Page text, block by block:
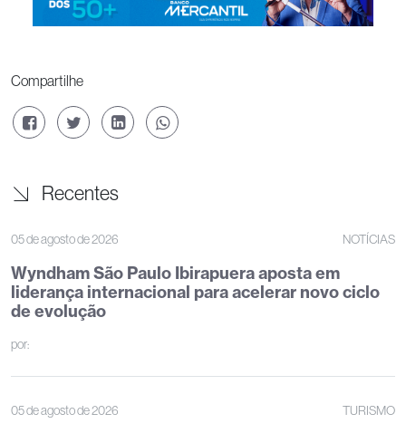
Compartilhe
Recentes
05 de agosto de 2026 NOTÍCIAS
Wyndham São Paulo Ibirapuera aposta em
liderança internacional para acelerar novo ciclo
de evolução
por:
05 de agosto de 2026 TURISMO